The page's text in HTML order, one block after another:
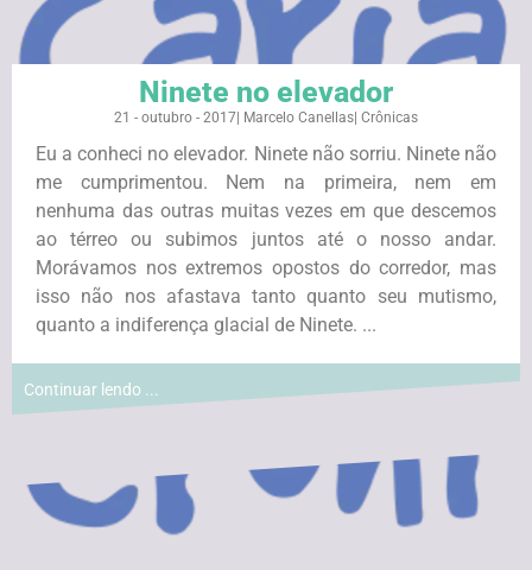
Ninete no elevador
21 - outubro - 2017 Marcelo Canellas Crônicas
Eu a conheci no elevador. Ninete não sorriu. Ninete não
me cumprimentou. Nem na primeira, nem em
nenhuma das outras muitas vezes em que descemos
ao térreo ou subimos juntos até o nosso andar.
Morávamos nos extremos opostos do corredor, mas
isso não nos afastava tanto quanto seu mutismo,
quanto a indiferença glacial de Ninete. ...
Continuar lendo ...